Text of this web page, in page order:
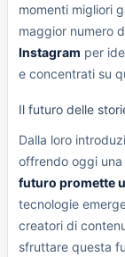
momenti migliori
maggior numero
Instagram per
e concentrati su
Il futuro delle
Dalla loro
offrendo oggi
futuro promette
tecnologie
creatori di
sfruttare questa